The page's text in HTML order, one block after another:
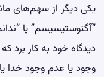
یکی دیگر از سهم‌های
“آگنوستیسیسم” یا
دیدگاه خود به کار برد
وجود یا عدم وجود خدا